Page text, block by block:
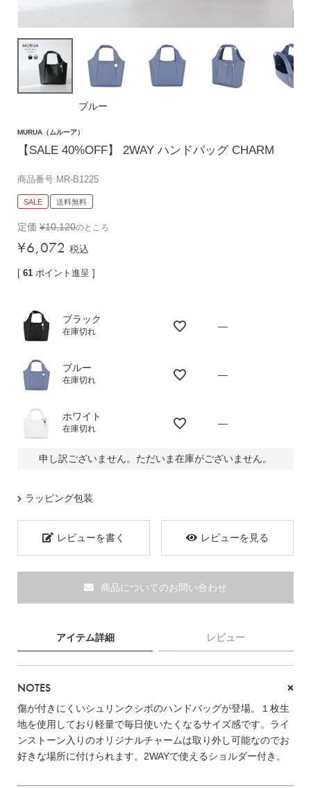
バッグ
ショルダーバッグ
トートバッグ
リュック
バッグその他
コインケース
トラベルウォレット
名刺入れ・カードケース
キーケース
スマホショルダー
ブランド
TOPICS
ブルー
MURUA（ムルーア）
【SALE 40%OFF】 2WAY ハンドバッグ CHARM
商品番号 MR-B1225
SALE 送料無料
定価 ¥10,120のところ
¥6,072 税込
[ 61 ポイント進呈 ]
ブラック
在庫切れ
—
ブルー
在庫切れ
—
ホワイト
在庫切れ
—
申し訳ございません。ただいま在庫がございません。
ラッピング包装
レビューを書く レビューを見る
商品についてのお問い合わせ
アイテム詳細 レビュー
NOTES
傷が付きにくいシュリンクシボのハンドバッグが登場。１枚生
地を使用しており軽量で毎日使いたくなるサイズ感です。ライ
ンストーン入りのオリジナルチャームは取り外し可能なのでお
好きな場所に付けられます。2WAYで使えるショルダー付き。